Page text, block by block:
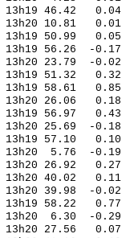
46.42 0.04
10.81
50.99 0.05
56.26 -0.17
23.79 -
51.32 0.32
58.61 0.85
26.06
56.97 0.43
25.69 -
57.10 0.10
5.76 -0.19
26.92 0.27
40.02
39.98 -
58.22 0.77
6.30 -0.29
27.56